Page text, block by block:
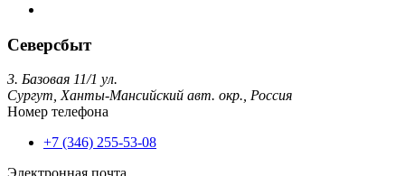
Северсбыт
3. Базовая 11/1 ул.
Сургут, Ханты-Мансийский авт. окр., Россия
Номер телефона
+7 (346) 255-53-08